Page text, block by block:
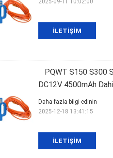
İLETIŞIM
2025-09-11 10:02:00
PQWT S150 S300
DC12V 4500mAh
İLETIŞIM
Daha fazla bilgi edinin
2025-12-18 13:41:15